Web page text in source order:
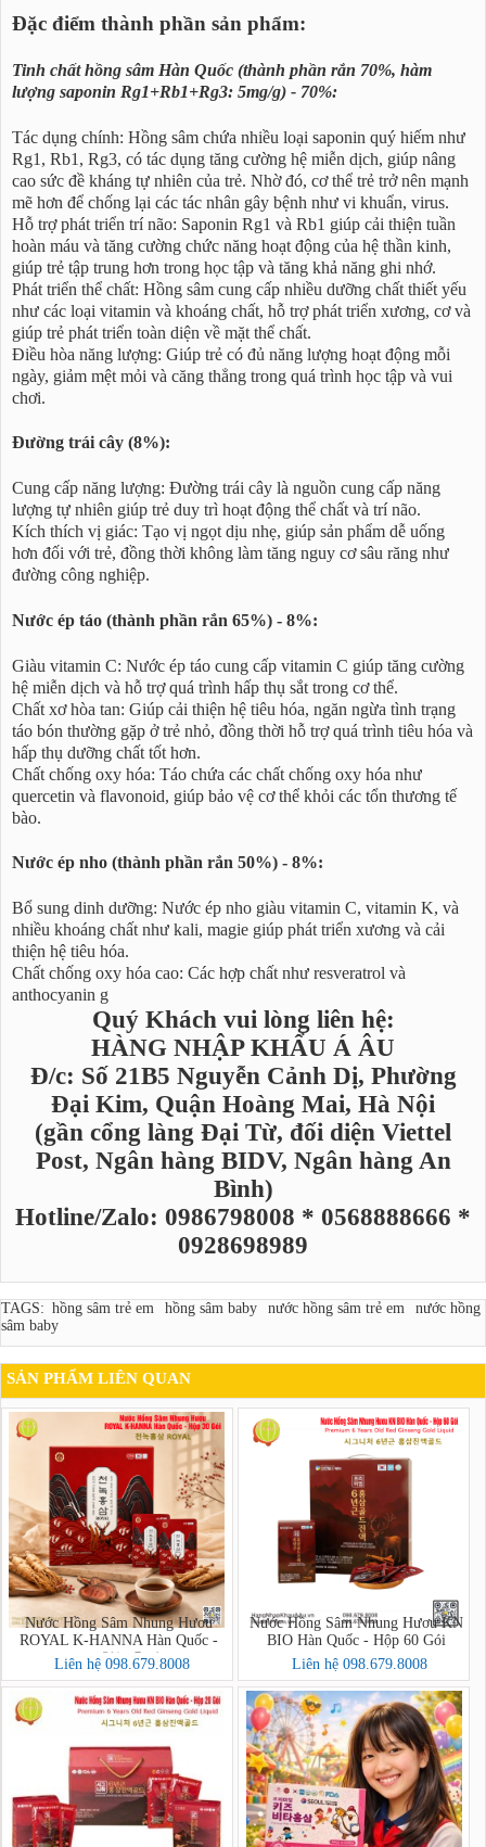
Đặc điểm thành phần sản phẩm:
Tinh chất hồng sâm Hàn Quốc (thành phần rắn 70%, hàm
lượng saponin Rg1+Rb1+Rg3: 5mg/g) - 70%:
Tác dụng chính: Hồng sâm chứa nhiều loại saponin quý hiếm như
Rg1, Rb1, Rg3, có tác dụng tăng cường hệ miễn dịch, giúp nâng
cao sức đề kháng tự nhiên của trẻ. Nhờ đó, cơ thể trẻ trở nên mạnh
mẽ hơn để chống lại các tác nhân gây bệnh như vi khuẩn, virus.
Hỗ trợ phát triển trí não: Saponin Rg1 và Rb1 giúp cải thiện tuần
hoàn máu và tăng cường chức năng hoạt động của hệ thần kinh,
giúp trẻ tập trung hơn trong học tập và tăng khả năng ghi nhớ.
Phát triển thể chất: Hồng sâm cung cấp nhiều dưỡng chất thiết yếu
như các loại vitamin và khoáng chất, hỗ trợ phát triển xương, cơ và
giúp trẻ phát triển toàn diện về mặt thể chất.
Điều hòa năng lượng: Giúp trẻ có đủ năng lượng hoạt động mỗi
ngày, giảm mệt mỏi và căng thẳng trong quá trình học tập và vui
chơi.
Đường trái cây (8%):
Cung cấp năng lượng: Đường trái cây là nguồn cung cấp năng
lượng tự nhiên giúp trẻ duy trì hoạt động thể chất và trí não.
Kích thích vị giác: Tạo vị ngọt dịu nhẹ, giúp sản phẩm dễ uống
hơn đối với trẻ, đồng thời không làm tăng nguy cơ sâu răng như
đường công nghiệp.
Nước ép táo (thành phần rắn 65%) - 8%:
Giàu vitamin C: Nước ép táo cung cấp vitamin C giúp tăng cường
hệ miễn dịch và hỗ trợ quá trình hấp thụ sắt trong cơ thể.
Chất xơ hòa tan: Giúp cải thiện hệ tiêu hóa, ngăn ngừa tình trạng
táo bón thường gặp ở trẻ nhỏ, đồng thời hỗ trợ quá trình tiêu hóa và
hấp thụ dưỡng chất tốt hơn.
Chất chống oxy hóa: Táo chứa các chất chống oxy hóa như
quercetin và flavonoid, giúp bảo vệ cơ thể khỏi các tổn thương tế
bào.
Nước ép nho (thành phần rắn 50%) - 8%:
Bổ sung dinh dưỡng: Nước ép nho giàu vitamin C, vitamin K, và
nhiều khoáng chất như kali, magie giúp phát triển xương và cải
thiện hệ tiêu hóa.
Chất chống oxy hóa cao: Các hợp chất như resveratrol và
anthocyanin g
Quý Khách vui lòng liên hệ:
HÀNG NHẬP KHẨU Á ÂU
Đ/c: Số 21B5 Nguyễn Cảnh Dị, Phường
Đại Kim, Quận Hoàng Mai, Hà Nội
(gần cổng làng Đại Từ, đối diện Viettel
Post, Ngân hàng BIDV, Ngân hàng An
Bình)
Hotline/Zalo: 0986798008 * 0568888666 *
0928698989
TAGS: hồng sâm trẻ em hồng sâm baby nước hồng sâm trẻ em
nước hồng
sâm baby
SẢN PHẨM LIÊN QUAN
Nước Hồng Sâm Nhung Hươu
ROYAL K-HANNA Hàn Quốc -
Hộp 30 Gói (천녹홍삼 ROYAL)
Liên hệ 098.679.8008
Nước Hồng Sâm Nhung Hươu KN
BIO Hàn Quốc - Hộp 60 Gói
Liên hệ 098.679.8008